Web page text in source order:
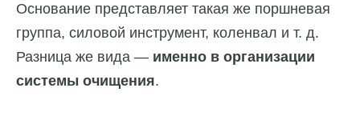
Основание представляет такая же поршневая
группа, силовой инструмент, коленвал и т. д.
Разница же вида — именно в организации
системы очищения.